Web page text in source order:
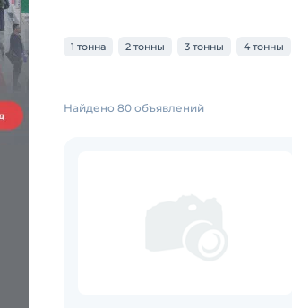
1 тонна 2 тонны 3 тонны 4 тонны
Найдено 80 объявлений